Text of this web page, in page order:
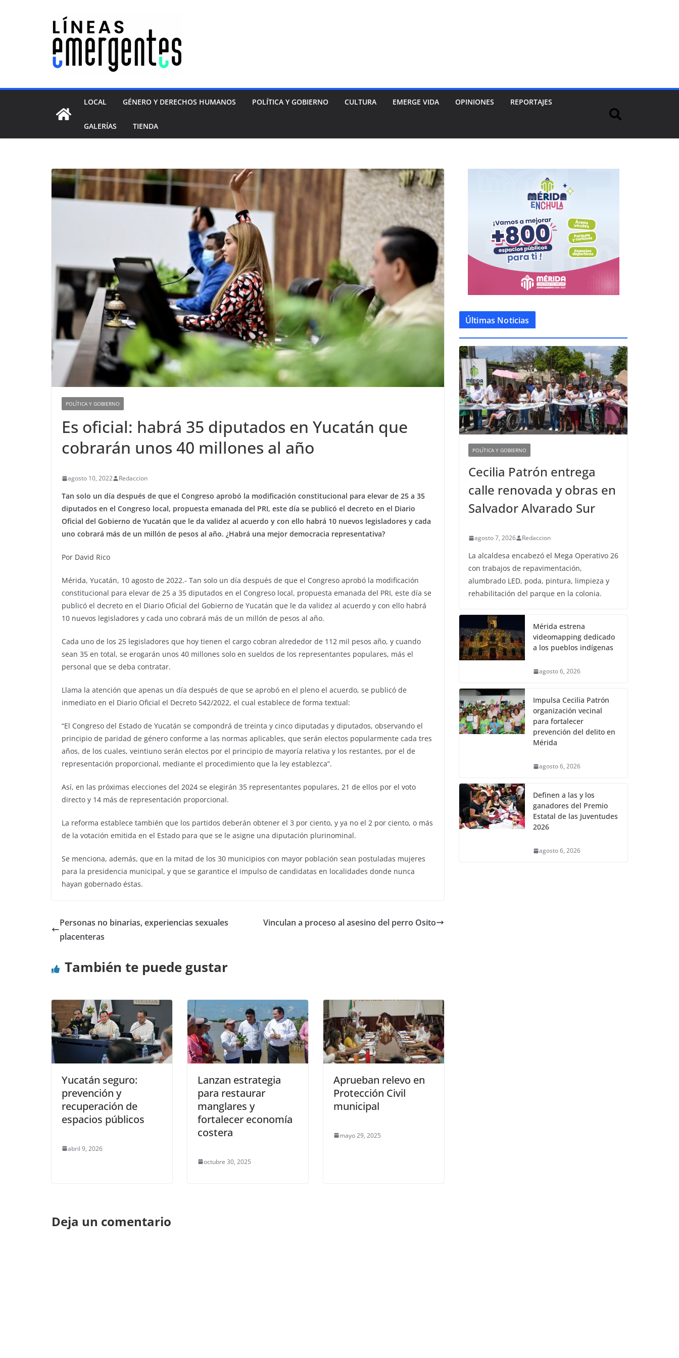
LOCAL GÉNERO Y DERECHOS HUMANOS POLÍTICA Y GOBIERNO CULTURA EMERGE VIDA OPINIONES REPORTAJES
GALERÍAS TIENDA
POLÍTICA Y GOBIERNO
Es oficial: habrá 35 diputados en Yucatán que
cobrarán unos 40 millones al año
agosto 10, 2022 Redaccion
Tan solo un día después de que el Congreso aprobó la modificación constitucional para elevar de 25 a 35
diputados en el Congreso local, propuesta emanada del PRI, este día se publicó el decreto en el Diario
Oficial del Gobierno de Yucatán que le da validez al acuerdo y con ello habrá 10 nuevos legisladores y cada
uno cobrará más de un millón de pesos al año. ¿Habrá una mejor democracia representativa?
Por David Rico
Mérida, Yucatán, 10 agosto de 2022.- Tan solo un día después de que el Congreso aprobó la modificación
constitucional para elevar de 25 a 35 diputados en el Congreso local, propuesta emanada del PRI, este día se
publicó el decreto en el Diario Oficial del Gobierno de Yucatán que le da validez al acuerdo y con ello habrá
10 nuevos legisladores y cada uno cobrará más de un millón de pesos al año.
Cada uno de los 25 legisladores que hoy tienen el cargo cobran alrededor de 112 mil pesos año, y cuando
sean 35 en total, se erogarán unos 40 millones solo en sueldos de los representantes populares, más el
personal que se deba contratar.
Llama la atención que apenas un día después de que se aprobó en el pleno el acuerdo, se publicó de
inmediato en el Diario Oficial el Decreto 542/2022, el cual establece de forma textual:
“El Congreso del Estado de Yucatán se compondrá de treinta y cinco diputadas y diputados, observando el
principio de paridad de género conforme a las normas aplicables, que serán electos popularmente cada tres
años, de los cuales, veintiuno serán electos por el principio de mayoría relativa y los restantes, por el de
representación proporcional, mediante el procedimiento que la ley establezca”.
Así, en las próximas elecciones del 2024 se elegirán 35 representantes populares, 21 de ellos por el voto
directo y 14 más de representación proporcional.
La reforma establece también que los partidos deberán obtener el 3 por ciento, y ya no el 2 por ciento, o más
de la votación emitida en el Estado para que se le asigne una diputación plurinominal.
Se menciona, además, que en la mitad de los 30 municipios con mayor población sean postuladas mujeres
para la presidencia municipal, y que se garantice el impulso de candidatas en localidades donde nunca
hayan gobernado éstas.
Personas no binarias, experiencias sexuales
placenteras
Vinculan a proceso al asesino del perro Osito
También te puede gustar
Yucatán seguro:
prevención y
recuperación de
espacios públicos
abril 9, 2026
Lanzan estrategia
para restaurar
manglares y
fortalecer economía
costera
octubre 30, 2025
Aprueban relevo en
Protección Civil
municipal
mayo 29, 2025
Deja un comentario
Últimas Noticias
POLÍTICA Y GOBIERNO
Cecilia Patrón entrega
calle renovada y obras en
Salvador Alvarado Sur
agosto 7, 2026 Redaccion
La alcaldesa encabezó el Mega Operativo 26
con trabajos de repavimentación,
alumbrado LED, poda, pintura, limpieza y
rehabilitación del parque en la colonia.
Mérida estrena
videomapping dedicado
a los pueblos indígenas
agosto 6, 2026
Impulsa Cecilia Patrón
organización vecinal
para fortalecer
prevención del delito en
Mérida
agosto 6, 2026
Definen a las y los
ganadores del Premio
Estatal de las Juventudes
2026
agosto 6, 2026